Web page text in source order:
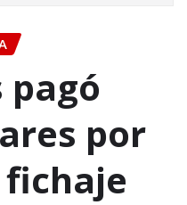
por